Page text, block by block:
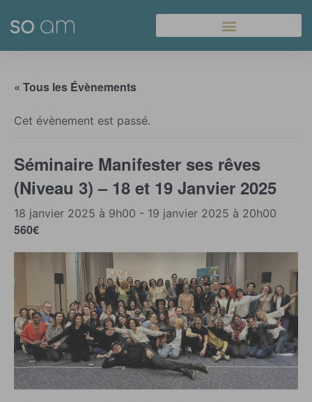
« Tous les Évènements
Cet évènement est passé.
Séminaire Manifester ses rêves
(Niveau 3) – 18 et 19 Janvier 2025
18 janvier 2025 à 9h00 - 19 janvier 2025 à 20h00
560€